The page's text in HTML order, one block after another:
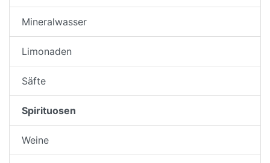
Mineralwasser
Limonaden
Säfte
Spirituosen
Weine